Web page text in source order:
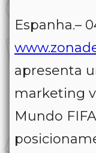
Espanha.–
apresenta
marketing
Mundo